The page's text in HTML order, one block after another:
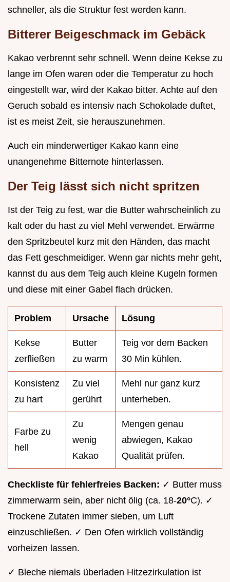
schneller, als die Struktur fest werden kann.
Bitterer Beigeschmack im Gebäck
Kakao verbrennt sehr schnell. Wenn deine Kekse zu
lange im Ofen waren oder die Temperatur zu hoch
eingestellt war, wird der Kakao bitter. Achte auf den
Geruch sobald es intensiv nach Schokolade duftet,
ist es meist Zeit, sie herauszunehmen.
Auch ein minderwertiger Kakao kann eine
unangenehme Bitternote hinterlassen.
Der Teig lässt sich nicht spritzen
Ist der Teig zu fest, war die Butter wahrscheinlich zu
kalt oder du hast zu viel Mehl verwendet. Erwärme
den Spritzbeutel kurz mit den Händen, das macht
das Fett geschmeidiger. Wenn gar nichts mehr geht,
kannst du aus dem Teig auch kleine Kugeln formen
und diese mit einer Gabel flach drücken.
Problem Ursache Lösung
Kekse
zerfließen
Butter
zu warm
Teig vor dem Backen
30 Min kühlen.
Konsistenz
zu hart
Zu viel
gerührt
Mehl nur ganz kurz
unterheben.
Farbe zu
hell
Zu
wenig
Kakao
Mengen genau
abwiegen, Kakao
Qualität prüfen.
Checkliste für fehlerfreies Backen: ✓ Butter muss
zimmerwarm sein, aber nicht ölig (ca. 18-20°C). ✓
Trockene Zutaten immer sieben, um Luft
einzuschließen. ✓ Den Ofen wirklich vollständig
vorheizen lassen.
✓ Bleche niemals überladen Hitzezirkulation ist